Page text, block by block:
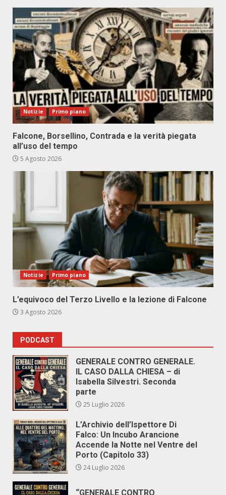
Notizie Primo piano
Falcone, Borsellino, Contrada e la verità piegata
all’uso del tempo
5 Agosto 2026
Notizie Primo piano
L’equivoco del Terzo Livello e la lezione di Falcone
3 Agosto 2026
PODCAST
GENERALE CONTRO GENERALE.
IL CASO DALLA CHIESA – di
Isabella Silvestri. Seconda
parte
25 Luglio 2026
L’Archivio dell’Ispettore Di
Falco: Un Incubo Arancione
Accende la Notte nel Ventre del
Porto (Capitolo 33)
24 Luglio 2026
“GENERALE CONTRO